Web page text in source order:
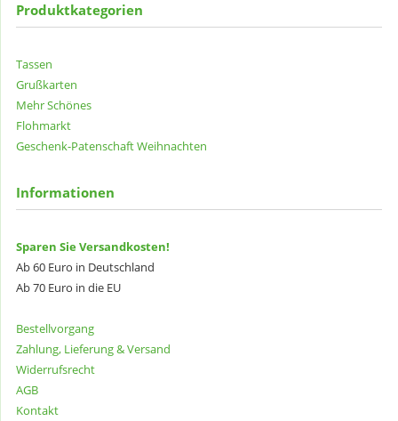
Produktkategorien
Tassen
Grußkarten
Mehr Schönes
Flohmarkt
Geschenk-PatenschaftWeihnachten
Informationen
Sparen Sie Versandkosten!
Ab 60 Euro in Deutschland
Ab 70 Euro in die EU
Bestellvorgang
Zahlung, Lieferung & Versand
Widerrufsrecht
AGB
Kontakt